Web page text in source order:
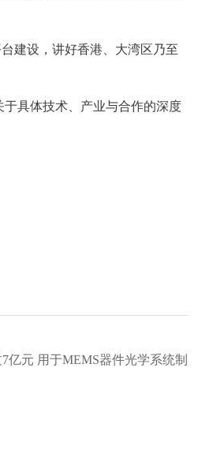
建设，讲好香港、大湾区乃至
具体技术、产业与合作的深度
亿元 用于MEMS器件光学系统制